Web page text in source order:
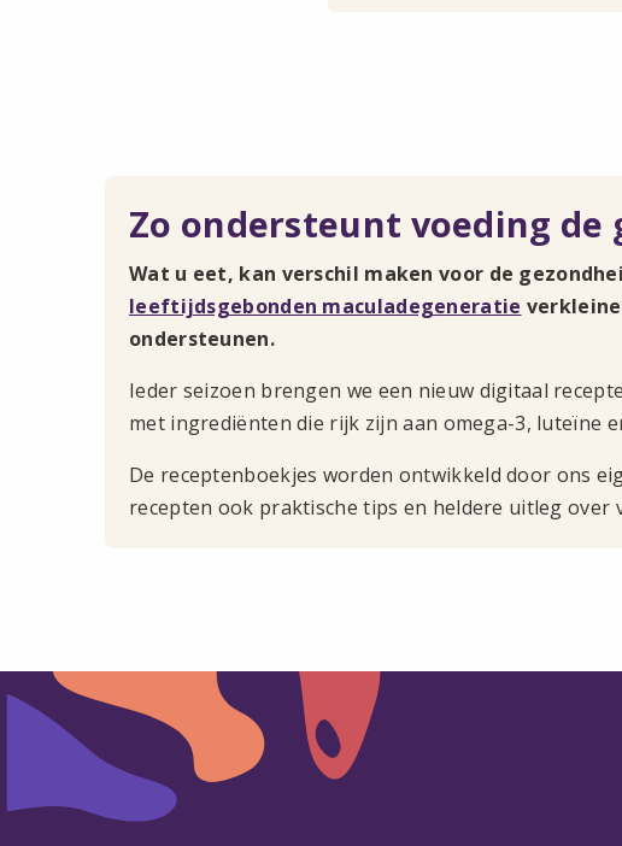
Zo ondersteunt voeding de
Wat u eet, kan verschil maken voor de
leeftijdsgebonden maculadegeneratie
ondersteunen.
Ieder seizoen brengen we een nieuw digitaal
met ingrediënten die rijk zijn aan omega-3, luteïne
De receptenboekjes worden ontwikkeld door ons
recepten ook praktische tips en heldere uitleg over